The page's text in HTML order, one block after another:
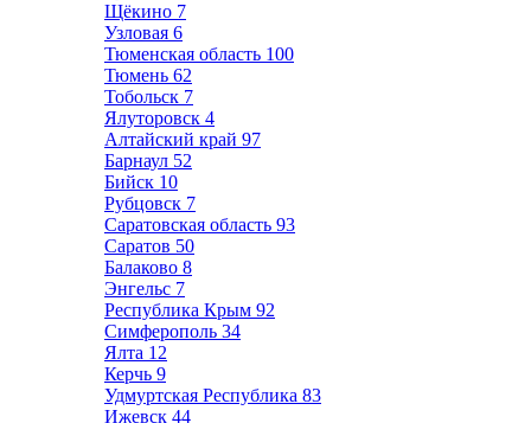
Щёкино 7
Узловая 6
Тюменская область 100
Тюмень 62
Тобольск 7
Ялуторовск 4
Алтайский край 97
Барнаул 52
Бийск 10
Рубцовск 7
Саратовская область 93
Саратов 50
Балаково 8
Энгельс 7
Республика Крым 92
Симферополь 34
Ялта 12
Керчь 9
Удмуртская Республика 83
Ижевск 44